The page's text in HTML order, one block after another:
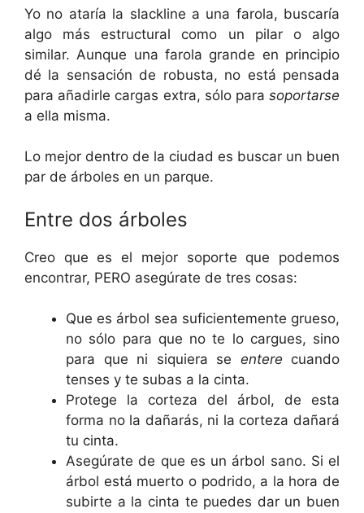
Yo no ataría la slackline a una farola, buscaría
algo más estructural como un pilar o algo
similar. Aunque una farola grande en principio
dé la sensación de robusta, no está pensada
para añadirle cargas extra, sólo para soportarse
a ella misma.
Lo mejor dentro de la ciudad es buscar un buen
par de árboles en un parque.
Entre dos árboles
Creo que es el mejor soporte que podemos
encontrar, PERO asegúrate de tres cosas:
Que es árbol sea suficientemente grueso,
no sólo para que no te lo cargues, sino
para que ni siquiera se entere cuando
tenses y te subas a la cinta.
Protege la corteza del árbol, de esta
forma no la dañarás, ni la corteza dañará
tu cinta.
Asegúrate de que es un árbol sano. Si el
árbol está muerto o podrido, a la hora de
subirte a la cinta te puedes dar un buen